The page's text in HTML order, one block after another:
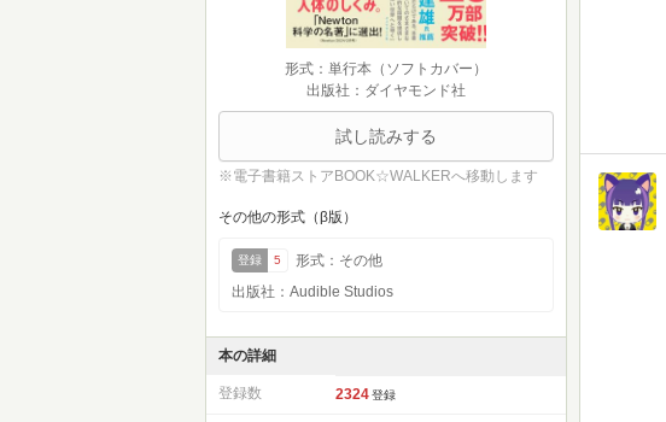
形式：単行本（ソフトカバー）
出版社：ダイヤモンド社
試し読みする
※電子書籍ストアBOOK☆WALKERへ移動します
その他の形式（β版）
登録 5
形式：その他
出版社：Audible Studios
本の詳細
登録数 2324 登録